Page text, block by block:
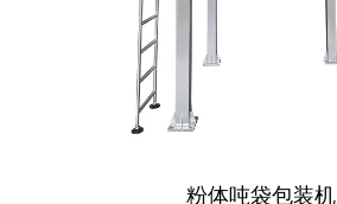
粉体吨袋包装机